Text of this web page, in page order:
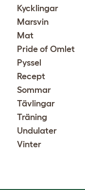
Kycklingar
Marsvin
Mat
Pride of Omlet
Pyssel
Recept
Sommar
Tävlingar
Träning
Undulater
Vinter